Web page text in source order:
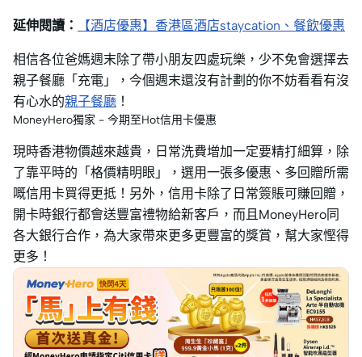
延伸閱讀： 【酒店優惠】香港區酒店staycation、餐飲優惠
相信各位爸媽週末除了帶小朋友四處玩樂，少不免會選擇去
親子餐廳「充電」，今個週末還沒有計劃的你不妨看看有沒
有心水的親子餐廳 ！
MoneyHero獨家 - 今期至Hot信用卡優惠
現時香港物價越來越貴，日常洗費增加一定要精打細算，除
了靠平時的「格價精明眼」，選用一張多優惠、多回贈所需
嘅信用卡買得更抵！另外，信用卡除了日常簽賬可賺回贈，
開卡時銀行都會送豐富禮物給新客戶，而且MoneyHero同
各大銀行合作，為大家帶來更多更豐富的獎賞，幫大家慳得
更多！